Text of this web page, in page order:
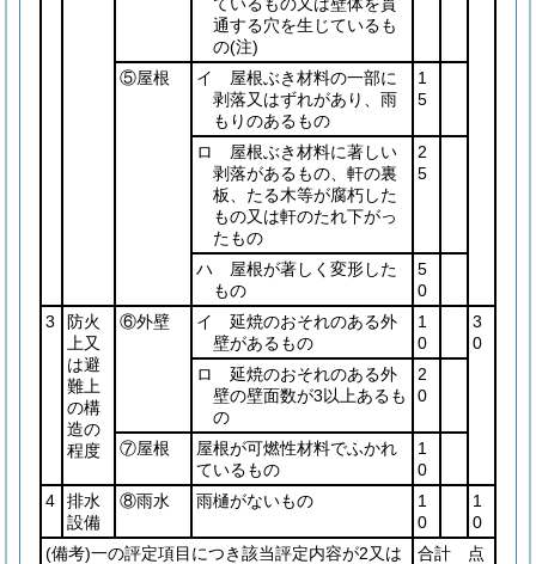
通する穴を生じているも
の(注)
⑤屋根
イ 屋根ぶき材料の一部に
剥落又はずれがあり、雨
もりのあるもの
1
5
ロ 屋根ぶき材料に著しい
剥落があるもの、軒の裏
板、たる木等が腐朽した
もの又は軒のたれ下がっ
たもの
2
5
ハ 屋根が著しく変形した
もの
5
0
3
防火
上又
は避
難上
の構
造の
程度
⑥外壁
イ 延焼のおそれのある外
壁があるもの
1
0
3
0
ロ 延焼のおそれのある外
壁の壁面数が3以上あるも
の
2
0
⑦屋根
屋根が可燃性材料でふかれ
ているもの
1
0
4
排水
設備
⑧雨水 雨樋がないもの
1
0
1
0
(備考)一の評定項目につき該当評定内容が2又は
合計 点